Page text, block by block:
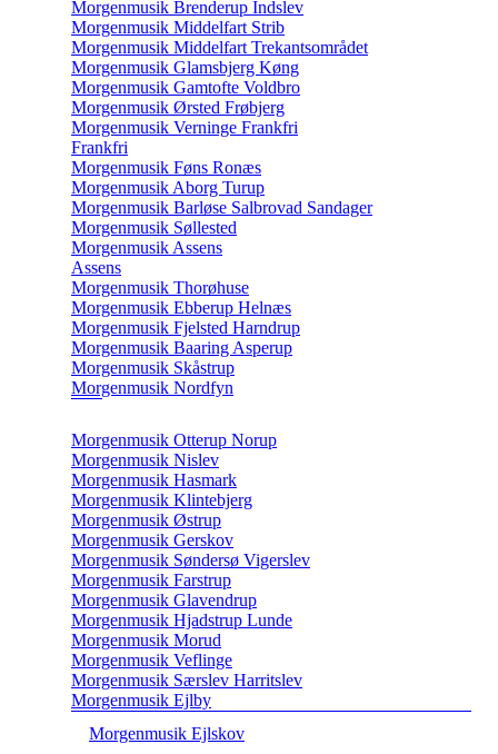
Morgenmusik Brenderup Indslev
Morgenmusik Middelfart Strib
Morgenmusik Middelfart Trekantsområdet
Morgenmusik Glamsbjerg Køng
Morgenmusik Gamtofte Voldbro
Morgenmusik Ørsted Frøbjerg
Morgenmusik Verninge Frankfri
Frankfri
Morgenmusik Føns Ronæs
Morgenmusik Aborg Turup
Morgenmusik Barløse Salbrovad Sandager
Morgenmusik Søllested
Morgenmusik Assens
Assens
Morgenmusik Thorøhuse
Morgenmusik Ebberup Helnæs
Morgenmusik Fjelsted Harndrup
Morgenmusik Baaring Asperup
Morgenmusik Skåstrup
Morgenmusik Nordfyn
Morgenmusik Otterup Norup
Morgenmusik Nislev
Morgenmusik Hasmark
Morgenmusik Klintebjerg
Morgenmusik Østrup
Morgenmusik Gerskov
Morgenmusik Søndersø Vigerslev
Morgenmusik Farstrup
Morgenmusik Glavendrup
Morgenmusik Hjadstrup Lunde
Morgenmusik Morud
Morgenmusik Veflinge
Morgenmusik Særslev Harritslev
Morgenmusik Ejlby
Morgenmusik Ejlskov